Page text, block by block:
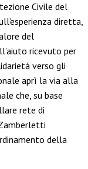
Civile del
diretta,
del
ricevuto per
verso gli
aprì la via alla
che, su base
rete di
della